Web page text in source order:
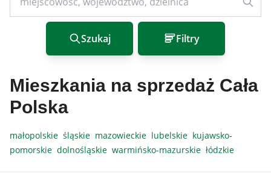
Szukaj Filtry
Mieszkania na sprzedaż Cała
Polska
małopolskie śląskie mazowieckie lubelskie kujawsko-
pomorskie dolnośląskie warmińsko-mazurskie łódzkie